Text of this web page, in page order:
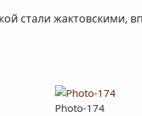
стали жактовскими,
Photo-174